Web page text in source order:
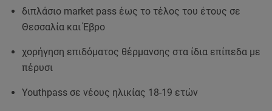
διπλάσιο market pass έως το τέλος του έτους σε
Θεσσαλία και Έβρο
χορήγηση επιδόματος θέρμανσης στα ίδια επίπεδα με
πέρυσι
Youthpass σε νέους ηλικίας 18-19 ετών